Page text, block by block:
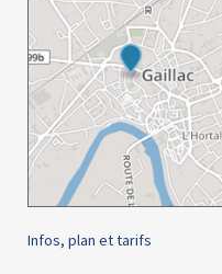
Infos, plan et tarifs